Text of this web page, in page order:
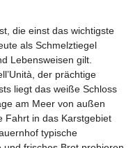
die einst das wichtigste
als Schmelztiegel
Lebensweisen gilt.
der prächtige
liegt das weiße Schloss
am Meer von außen
Fahrt in das Karstgebiet
typische